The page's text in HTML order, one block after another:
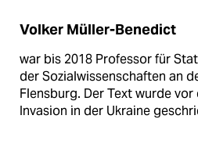
Volker Müller-Benedict
war bis 2018 Professor für
der Sozialwissenschaften an
Flensburg. Der Text wurde
Invasion in der Ukraine